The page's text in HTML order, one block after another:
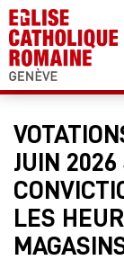
JUIN 2026
LES